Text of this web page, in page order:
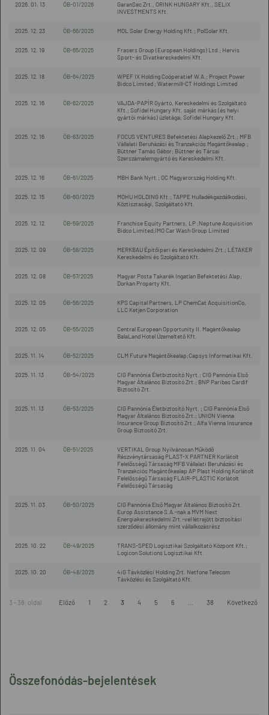
Összefonódás-bejelentések
2026. 01. 13 ÖB-01/2026
GaranSec Zrt., ORINK HUNGARY Kft., SELIX
INVESTMENTS Kft.
2025. 12. 23 ÖB-66/2025 MOL Solar Energy Holding Kft.; PolSolar Kft.
2025. 12. 19 ÖB-65/2025
Frasers Group (European Holdings) Ltd.; Hervis
Sport- és Divatkereskedelmi Kft.
2025. 12. 18 ÖB-64/2025
WPEF IX Holding Coöperatief W.A.; Project Power
Bidco Limited ; Watermill-CT Holdings Limited
2025. 12. 16 ÖB-62/2025
VAJDA-PAPÍR Gyártó, Kereskedelmi és Szolgáltató
Kft.; Sofidel Hungary Kft. saját márkás (és helyi
gyártói márkás) üzletága; Sofidel Hungary Kft.
2025. 12. 16 ÖB-63/2025
FOCUS VENTURES Befektetési Alapkezelő Zrt.; MFB
Vállalati Beruházási és Tranzakciós Magántőkealap ;
Büttner Tamás Gábor; Büttner és Társai
Szerszámelemgyártó és Kereskedelmi Kft.
2025. 12. 16 ÖB-61/2025 MBH Bank Nyrt.; OC Magyarország Holding Kft.
2025. 12. 15 ÖB-60/2025
MOHU HOLDING Kft.; TAPPE Hulladékgazdálkodási,
Köztisztasági, Szolgáltató Kft.
2025. 12. 12 ÖB-59/2025
Franchise Equity Partners, LP ;Neptune Acquisition
Bidco Limited;IMO Car Wash Group Limited
2025. 12. 09 ÖB-58/2025
MERKBAU Építőipari és Kereskedelmi Zrt.; LÉTAKER
Kereskedelmi és Szolgáltató Kft.
2025. 12. 08 ÖB-57/2025
Magyar Posta Takarék Ingatlan Befektetési Alap;
Dorkan Property Kft.
2025. 12. 05 ÖB-56/2025
KPS Capital Partners, LP ChemCat AcquisitionCo,
LLC Ketjen Corporation
2025. 12. 05 ÖB-55/2025
Central European Opportunity II. Magántőkealap
BalaLand Hotel Üzemeltető Kft.
2025. 11. 14 ÖB-52/2025 CLM Future Magántőkealap;Capsys Informatikai Kft.
2025. 11. 13 ÖB-54/2025
CIG Pannónia Életbiztosító Nyrt.; CIG Pannónia Első
Magyar Általános Biztosító Zrt.; BNP Paribas Cardif
Biztosító Zrt.
2025. 11. 13 ÖB-53/2025
CIG Pannónia Életbiztosító Nyrt. ; CIG Pannónia Első
Magyar Általános Biztosító Zrt.; UNION Vienna
Insurance Group Biztosító Zrt.; Alfa Vienna Insurance
Group Biztosító Zrt.
2025. 11. 04 ÖB-51/2025
VERTIKAL Group Nyilvánosan Működő
Részvénytársaság PLAST-X PARTNER Korlátolt
Felelősségű Társaság MFB Vállalati Beruházási és
Tranzakciós Magántőkealap AP Plast Holding Korlátolt
Felelősségű Társaság FLAIR-PLASTIC Korlátolt
Felelősségű Társaság
2025. 11. 03 ÖB-50/2025
CIG Pannónia Első Magyar Általános Biztosító Zrt.
Europ Assistance S.A.-nak a MVM Next
Energiakereskedelmi Zrt.-vel létrejött biztosítási
szerződési állomány mint vállalkozásrész
2025. 10. 22 ÖB-49/2025
TRANS-SPED Logisztikai Szolgáltató Központ Kft.;
Logicon Solutions Logisztikai Kft.
2025. 10. 20 ÖB-48/2025
4iG Távközlési Holding Zrt. Netfone Telecom
Távközlési és Szolgáltató Kft.
3 - 38. oldal Előző 1 2 3 4 5 6 38 Következő